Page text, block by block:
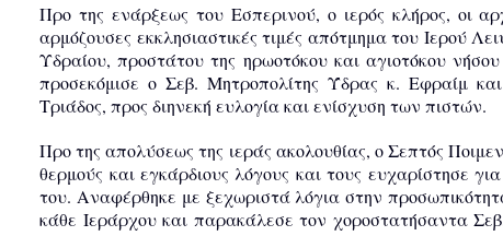
Προ της ενάρξεως του Εσπερινού, ο ιερός κλήρος, οι
αρμόζουσες εκκλησιαστικές τιμές απότμημα του Ιερού
Υδραίου, προστάτου της ηρωοτόκου και αγιοτόκου
προσεκόμισε ο Σεβ. Μητροπολίτης Ύδρας κ. Εφραίμ
Τριάδος, προς διηνεκή ευλογία και ενίσχυση των πιστών.
Προ της απολύσεως της ιεράς ακολουθίας, ο Σεπτός
θερμούς και εγκάρδιους λόγους και τους ευχαρίστησε
του. Αναφέρθηκε με ξεχωριστά λόγια στην
κάθε Ιεράρχου και παρακάλεσε τον χοροστατήσαντα